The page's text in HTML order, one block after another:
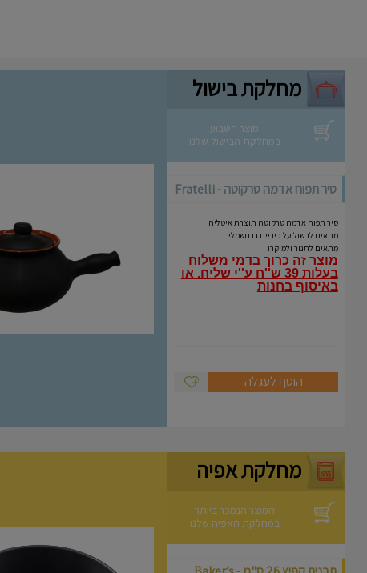
מחלקת בישול
מוצר השבוע
במחלקת הבישול שלנו
סיר תפוח אדמה טרקוטה - Fratelli
סיר תפוח אדמה טרקוטה תוצרת איטליה
מתאים לבשול על כיריים גז חשמלי
מתאים לתנור ולמיקרו
מוצר זה כרוך בדמי משלוח
בעלות 39 ש''ח ע''י שליח.
או
באיסוף בחנות
הוסף לעגלה
מחלקת אפיה
המוצר הנמכר ביותר
במחלקת האפיה שלנו